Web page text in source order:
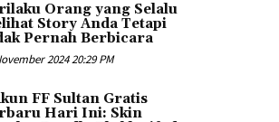
Orang yang Selalu
Story Anda Tetapi
Pernah Berbicara
2024 20:29 PM
FF Sultan Gratis
Hari Ini: Skin